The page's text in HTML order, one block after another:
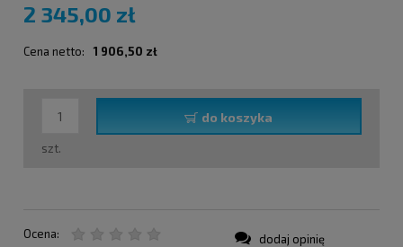
2 345,00 zł
Cena netto: 1 906,50 zł
szt.
do koszyka
Ocena:
dodaj opinię